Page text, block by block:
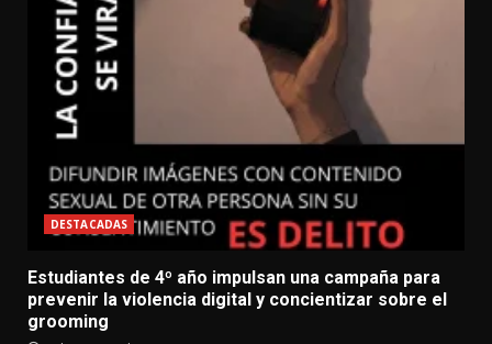
DESTACADAS
Estudiantes de 4º año impulsan una campaña para
prevenir la violencia digital y concientizar sobre el
grooming